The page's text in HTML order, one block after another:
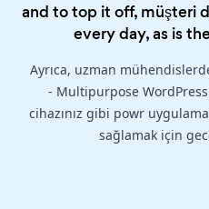
and to top it off, müşteri
every day, as is
Ayrıca, uzman
- Multipurpose
cihazınız gibi powr
sağlamak için